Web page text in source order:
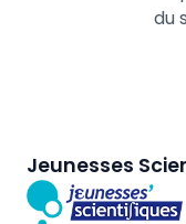
du
Jeunesses